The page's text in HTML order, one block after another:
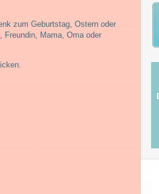
zum Geburtstag, Ostern oder
Freundin, Mama, Oma oder